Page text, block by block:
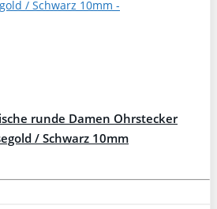
runde Damen Ohrstecker
/ Schwarz 10mm